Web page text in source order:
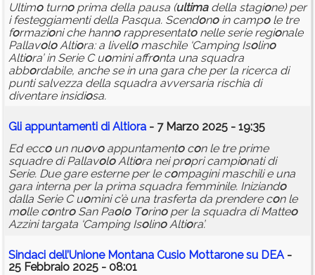
Ultimoturnoprima della pausa (ultimadella stagione) per
i festeggiamenti della Pasqua. Scendonoin campole tre
formazioni che hannorappresentatonelle serie regionale
PallavoloAltiora: a livellomaschile ‘Camping Isolino
Altiora’ in Serie C uomini affronta una squadra
abbordabile, anche se in una gara che per la ricerca di
punti salvezza della squadra avversaria rischia di
diventare insidiosa.
Gli appuntamenti di Altiora - 7 Marzo 2025 - 19:35
Ed eccoun nuovoappuntamentocon le tre prime
squadre di PallavoloAltiora nei propri campionati di
Serie. Due gare esterne per le compagini maschili e una
gara interna per la prima squadra femminile. Iniziando
dalla Serie C uomini c’è una trasferta da prendere con le
molle controSan PaoloTorinoper la squadra di Matteo
Azzini targata ‘Camping IsolinoAltiora’.
Sindaci dell’Unione Montana Cusio Mottarone su DEA-
25 Febbraio 2025 - 08:01